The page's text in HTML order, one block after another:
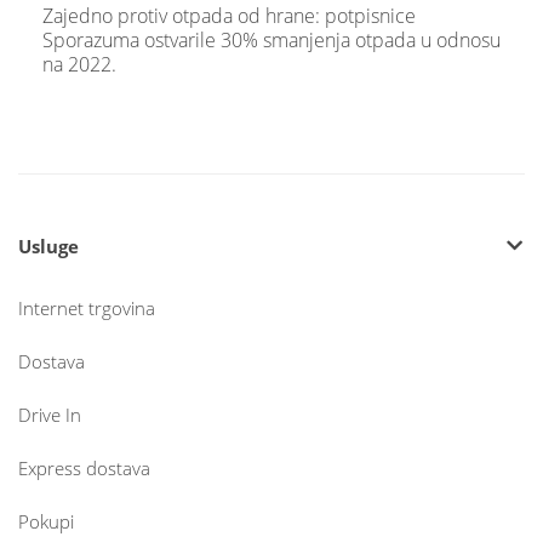
Zajedno protiv otpada od hrane: potpisnice
Sporazuma ostvarile 30% smanjenja otpada u odnosu
na 2022.
Usluge
Internet trgovina
Dostava
Drive In
Express dostava
Pokupi